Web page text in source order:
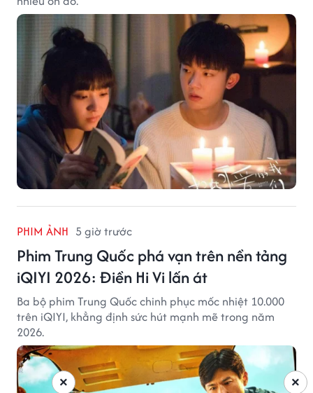
PHIM ẢNH 5 giờ trước
Phim Trung Quốc phá vạn trên nền tảng
iQIYI 2026: Điền Hi Vi lấn át
Ba bộ phim Trung Quốc chinh phục mốc nhiệt 10.000
trên iQIYI, khẳng định sức hút mạnh mẽ trong năm
2026.
×
×